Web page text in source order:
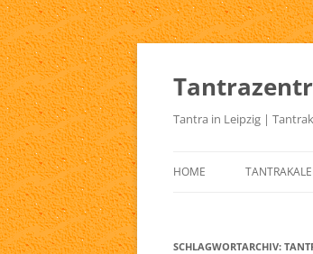
Zum
Tantra in Leipzig |
HOME
SCHLAGWORTARCHIV: